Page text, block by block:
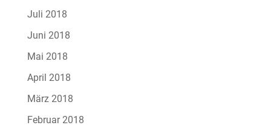
Juli 2018
Juni 2018
Mai 2018
April 2018
März 2018
Februar 2018